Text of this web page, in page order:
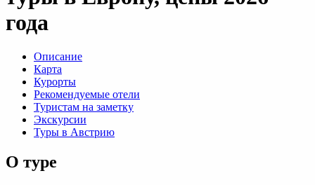
года
Описание
Карта
Курорты
Рекомендуемые отели
Туристам на заметку
Экскурсии
Туры в Австрию
О туре